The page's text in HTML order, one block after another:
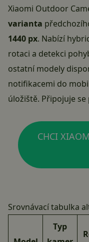
Xiaomi Outdoor
varianta
1440 px. Nabízí
rotaci a detekci
ostatní modely
notifikacemi do
úložiště. Připojuje se
CHCI
Srovnávací tabulka
Typ